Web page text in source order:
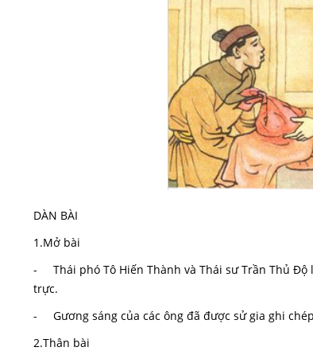
DÀN BÀI
1.Mở bài
- Thái phó Tô Hiến Thành và Thái sư Trần Thủ
trực.
- Gương sáng của các ông đã được sử gia ghi
2.Thân bài